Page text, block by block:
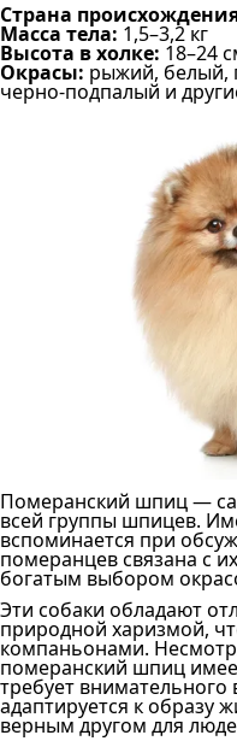
Страна
Масса тела: 1,5–3,2 кг
Высота в холке: 18–24
Окрасы: рыжий, белый,
черно-подпалый и
Померанский шпиц —
всей группы шпицев.
вспоминается при
померанцев связана с
богатым выбором
Эти собаки обладают
природной харизмой,
компаньонами.
померанский шпиц
требует
адаптируется к образу
верным другом для